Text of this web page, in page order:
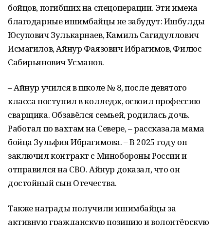
бойцов, погибших на спецоперации. Эти имена
благодарные ишимбайцы не забудут: Ишбулды
Юсупович Зулькарнаев, Камиль Сагидуллович
Исмагилов, Айнур Фаязович Ибрагимов, Филюс
Сабирьянович Усманов.
– Айнур учился в школе № 8, после девятого
класса поступил в колледж, освоил профессию
сварщика. Обзавёлся семьей, родилась дочь.
Работал по вахтам на Севере, – рассказала мама
бойца Зульфия Ибрагимова. – В 2025 году он
заключил контракт с Минобороны России и
отправился на СВО. Айнур доказал, что он
достойный сын Отечества.
Также награды получили ишимбайцы за
активную гражданскую позицию и волонтёрскую